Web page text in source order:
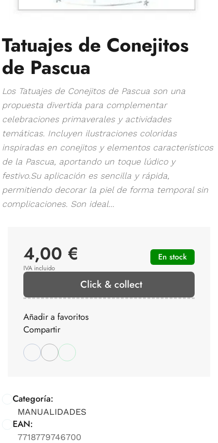
Tatuajes de Conejitos
de Pascua
Los Tatuajes de Conejitos de Pascua son una
propuesta divertida para complementar
celebraciones primaverales y actividades
temáticas. Incluyen ilustraciones coloridas
inspiradas en conejitos y elementos característicos
de la Pascua, aportando un toque lúdico y
festivo.Su aplicación es sencilla y rápida,
permitiendo decorar la piel de forma temporal sin
complicaciones. Son ideal...
Categoría:
MANUALIDADES
EAN:
7718779746700
4,00 €
IVA incluido
En stock
Click & collect
Añadir a favoritos
Compartir